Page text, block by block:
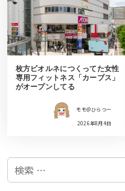
枚方ビオルネにつくってた女性
専用フィットネス「カーブス」
がオープンしてる
モモ＠ひらつー
2026年8月4日
検